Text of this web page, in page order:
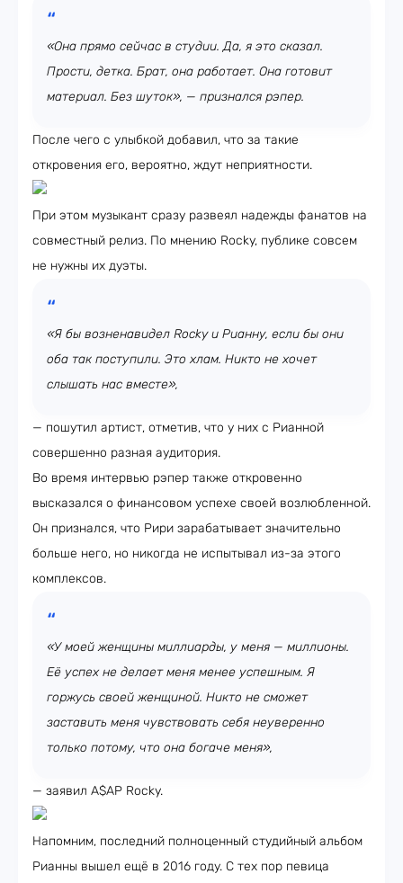
«Она прямо сейчас в студии. Да, я это сказал.
Прости, детка. Брат, она работает. Она готовит
материал. Без шуток», — признался рэпер.
После чего с улыбкой добавил, что за такие
откровения его, вероятно, ждут неприятности.
При этом музыкант сразу развеял надежды фанатов на
совместный релиз. По мнению Rocky, публике совсем
не нужны их дуэты.
«Я бы возненавидел Rocky и Рианну, если бы они
оба так поступили. Это хлам. Никто не хочет
слышать нас вместе»,
— пошутил артист, отметив, что у них с Рианной
совершенно разная аудитория.
Во время интервью рэпер также откровенно
высказался о финансовом успехе своей возлюбленной.
Он признался, что Рири зарабатывает значительно
больше него, но никогда не испытывал из-за этого
комплексов.
«У моей женщины миллиарды, у меня — миллионы.
Её успех не делает меня менее успешным. Я
горжусь своей женщиной. Никто не сможет
заставить меня чувствовать себя неуверенно
только потому, что она богаче меня»,
— заявил A$AP Rocky.
Напомним, последний полноценный студийный альбом
Рианны вышел ещё в 2016 году. С тех пор певица